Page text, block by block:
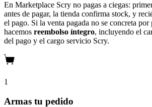
En Marketplace Scry no pagas a ciegas:
antes de pagar, la tienda confirma stock, y
el pago. Si la venta pagada no se concreta por
hacemos reembolso íntegro, incluyendo el
del pago y el cargo servicio Scry.
1
Armas tu pedido